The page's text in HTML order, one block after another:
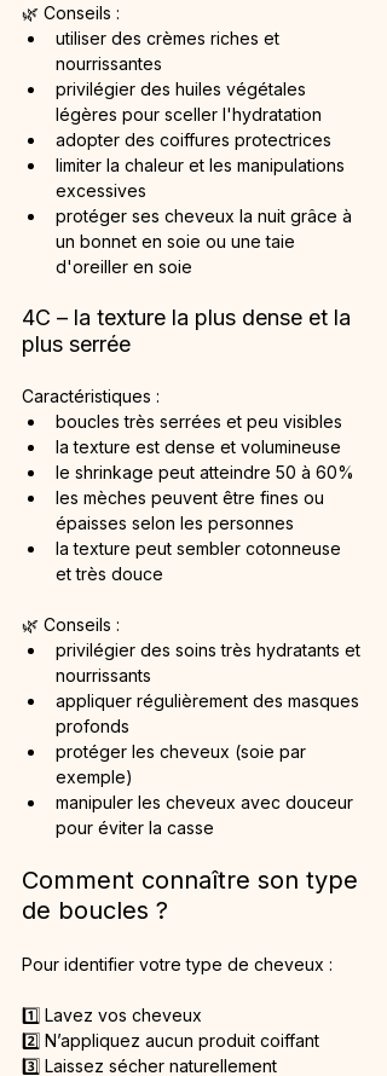
🌿 Conseils :
utiliser des crèmes riches et
nourrissantes
privilégier des huiles végétales
légères pour sceller l'hydratation
adopter des coiffures protectrices
limiter la chaleur et les manipulations
excessives
protéger ses cheveux la nuit grâce à
un bonnet en soie ou une taie
d'oreiller en soie
4C – la texture la plus dense et la
plus serrée
Caractéristiques :
boucles très serrées et peu visibles
la texture est dense et volumineuse
le shrinkage peut atteindre 50 à 60%
les mèches peuvent être fines ou
épaisses selon les personnes
la texture peut sembler cotonneuse
et très douce
🌿 Conseils :
privilégier des soins très hydratants et
nourrissants
appliquer régulièrement des masques
profonds
protéger les cheveux (soie par
exemple)
manipuler les cheveux avec douceur
pour éviter la casse
Comment connaître son type
de boucles ?
Pour identifier votre type de cheveux :
1️⃣ Lavez vos cheveux
2️⃣ N’appliquez aucun produit coiffant
3️⃣ Laissez sécher naturellement